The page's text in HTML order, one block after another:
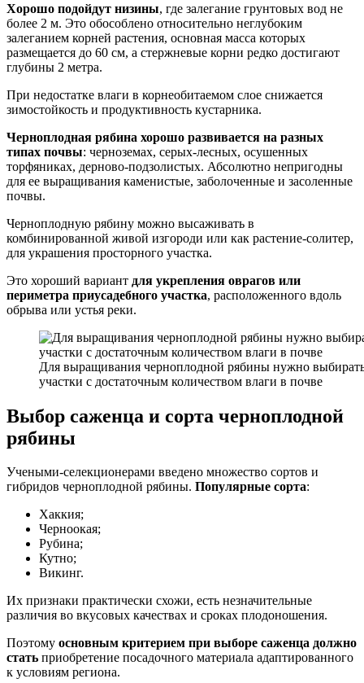
Хорошо подойдут низины, где залегание грунтовых вод не
более 2 м. Это обособлено относительно неглубоким
залеганием корней растения, основная масса которых
размещается до 60 см, а стержневые корни редко достигают
глубины 2 метра.
При недостатке влаги в корнеобитаемом слое снижается
зимостойкость и продуктивность кустарника.
Черноплодная рябина хорошо развивается на разных
типах почвы: черноземах, серых-лесных, осушенных
торфяниках, дерново-подзолистых. Абсолютно непригодны
для ее выращивания каменистые, заболоченные и засоленные
почвы.
Черноплодную рябину можно высаживать в
комбинированной живой изгороди или как растение-солитер,
для украшения просторного участка.
Это хороший вариант для укрепления оврагов или
периметра приусадебного участка, расположенного вдоль
обрыва или устья реки.
Для выращивания черноплодной рябины нужно
участки с достаточным количеством влаги в почве
Выбор саженца и сорта черноплодной
рябины
Учеными-селекционерами введено множество сортов и
гибридов черноплодной рябины. Популярные сорта:
Хаккия;
Черноокая;
Рубина;
Кутно;
Викинг.
Их признаки практически схожи, есть незначительные
различия во вкусовых качествах и сроках плодоношения.
Поэтому основным критерием при выборе саженца должно
стать приобретение посадочного материала адаптированного
к условиям региона.